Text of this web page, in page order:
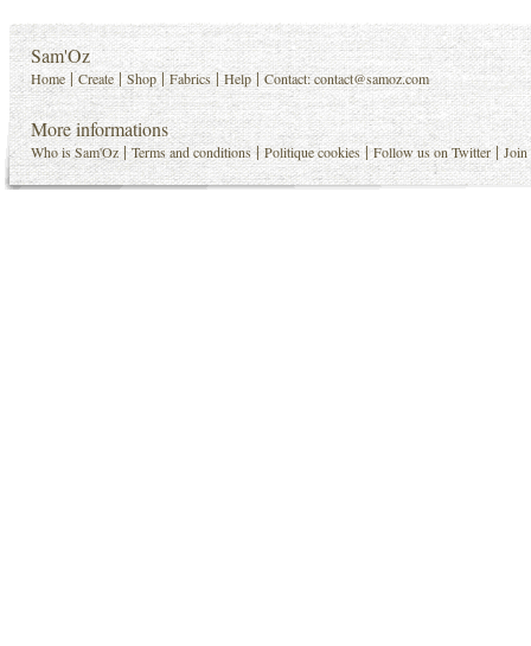
Sam'Oz
Home |Create |Shop |Fabrics |Help |Contact:contact@samoz.com
More informations
Who is Sam'Oz |Terms and conditions |Politique cookies |Follow us on Twitter |Join